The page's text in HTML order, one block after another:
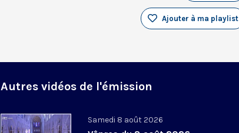
Ajouter à ma playlist
Autres vidéos de l'émission
Samedi 8 août 2026